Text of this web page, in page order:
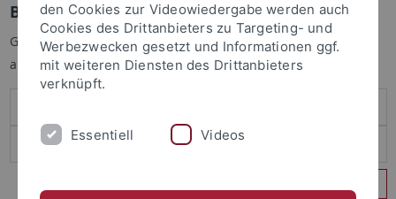
Benutzeranmeldung
Geben Sie Ihren Benutzernamen und Ihr Passwort an um sich
anzumelden:
den Cookies zur Videowiedergabe werden auch
Cookies des Drittanbieters zu Targeting- und
Werbezwecken gesetzt und Informationen ggf.
mit weiteren Diensten des Drittanbieters
verknüpft.
Essentiell Videos